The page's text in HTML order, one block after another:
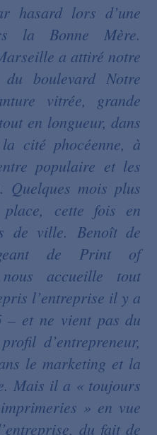
hasard lors d’une
la Bonne Mère.
a attiré notre
boulevard Notre
vitrée, grande
en longueur, dans
cité phocéenne, à
populaire et les
Quelques mois plus
cette fois en
de ville. Benoît de
de Print of
accueille tout
l’entreprise il y a
– et ne vient pas du
d’entrepreneur,
le marketing et la
Mais il a « toujours
» en vue
du fait de